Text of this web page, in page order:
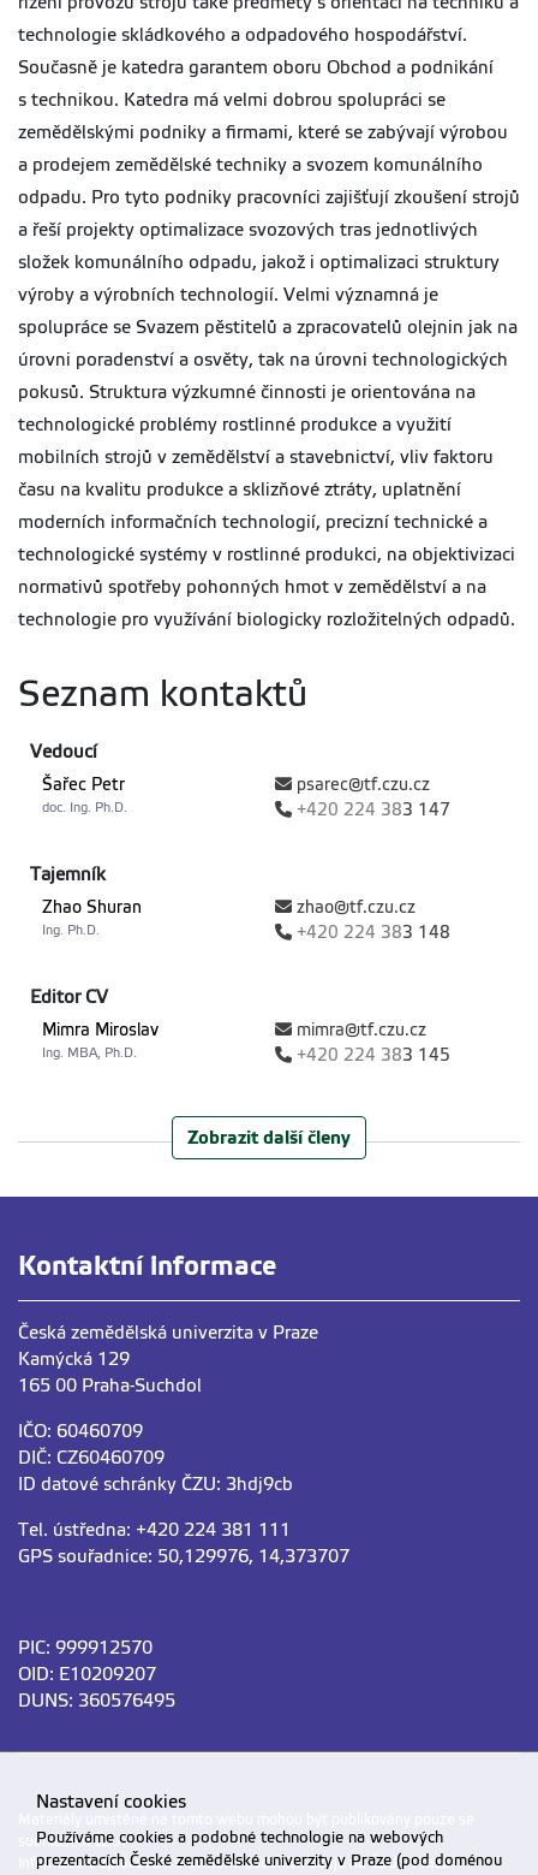
technologie skládkového a odpadového hospodářství.
Současně je katedra garantem oboru Obchod a podnikání
s technikou. Katedra má velmi dobrou spolupráci se
zemědělskými podniky a firmami, které se zabývají výrobou
a prodejem zemědělské techniky a svozem komunálního
odpadu. Pro tyto podniky pracovníci zajišťují zkoušení strojů
a řeší projekty optimalizace svozových tras jednotlivých
složek komunálního odpadu, jakož i optimalizaci struktury
výroby a výrobních technologií. Velmi významná je
spolupráce se Svazem pěstitelů a zpracovatelů olejnin jak na
úrovni poradenství a osvěty, tak na úrovni technologických
pokusů. Struktura výzkumné činnosti je orientována na
technologické problémy rostlinné produkce a využití
mobilních strojů v zemědělství a stavebnictví, vliv faktoru
času na kvalitu produkce a sklizňové ztráty, uplatnění
moderních informačních technologií, precizní technické a
technologické systémy v rostlinné produkci, na objektivizaci
normativů spotřeby pohonných hmot v zemědělství a na
technologie pro využívání biologicky rozložitelných odpadů.
Seznam kontaktů
Vedoucí
Šařec Petr
doc. Ing. Ph.D.
psarec@tf.czu.cz
+420 224 383 147
Tajemník
Zhao Shuran
Ing. Ph.D.
zhao@tf.czu.cz
+420 224 383 148
Editor CV
Mimra Miroslav
Ing. MBA, Ph.D.
mimra@tf.czu.cz
+420 224 383 145
Nalezencová Jana
naljan@tf.czu.cz
Zhao Shuran
Ing. Ph.D.
Ing. MBA, Ph.D.
Altmann Vlastimil
Zobrazit další členy
Kontaktní informace
Česká zemědělská univerzita v Praze
Kamýcká 129
165 00 Praha-Suchdol
IČO: 60460709
DIČ: CZ60460709
ID datové schránky ČZU: 3hdj9cb
Tel. ústředna: +420 224 381 111
GPS souřadnice: 50,129976, 14,373707
PIC: 999912570
OID: E10209207
DUNS: 360576495
souhlasem ČZU.
Informace o zpracování a ochraně osobních údajů na ČZU v Praze.
Nastavení cookies
Používáme cookies a podobné technologie na webových
prezentacích České zemědělské univerzity v Praze (pod doménou